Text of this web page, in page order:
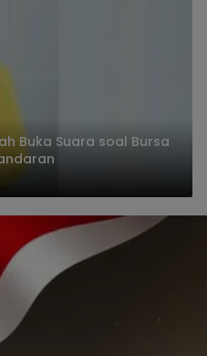
Buka Suara soal Bursa